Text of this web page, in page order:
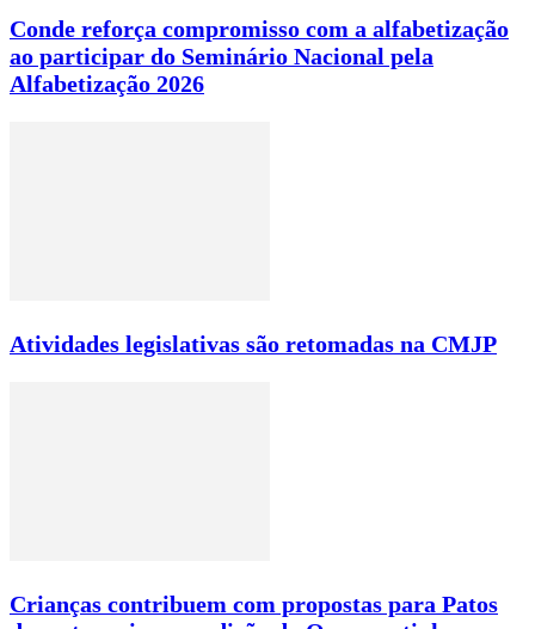
Conde reforça compromisso com a alfabetização
ao participar do Seminário Nacional pela
Alfabetização 2026
Atividades legislativas são retomadas na CMJP
Crianças contribuem com propostas para Patos